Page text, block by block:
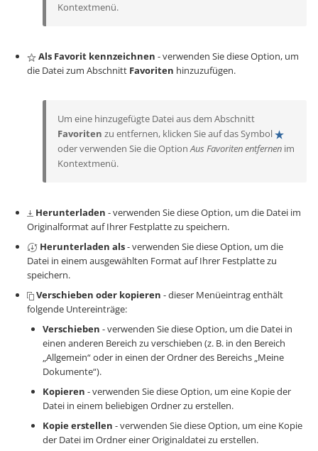
Kontextmenü.
Als Favorit kennzeichnen - verwenden Sie diese Option, um
die Datei zum Abschnitt Favoriten hinzuzufügen.
Um eine hinzugefügte Datei aus dem Abschnitt
Favoriten zu entfernen, klicken Sie auf das Symbol
oder verwenden Sie die OptionAus Favoriten entfernen im
Kontextmenü.
Herunterladen - verwenden Sie diese Option, um die Datei im
Originalformat auf Ihrer Festplatte zu speichern.
Herunterladen als- verwenden Sie diese Option, um die
Datei in einem ausgewählten Format auf Ihrer Festplatte zu
speichern.
Verschieben oder kopieren - dieser Menüeintrag enthält
folgende Untereinträge:
Verschieben - verwenden Sie diese Option, um die Datei in
einen anderen Bereich zu verschieben (z. B. in den Bereich
„Allgemein“ oder in einen der Ordner des Bereichs „Meine
Dokumente“).
Kopieren - verwenden Sie diese Option, um eine Kopie der
Datei in einem beliebigen Ordner zu erstellen.
Kopie erstellen - verwenden Sie diese Option, um eine Kopie
der Datei im Ordner einer Originaldatei zu erstellen.